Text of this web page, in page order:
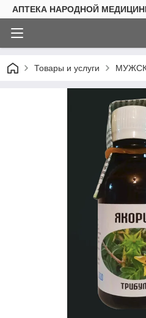
АПТЕКА НАРОДНОЙ
Товары и услуги